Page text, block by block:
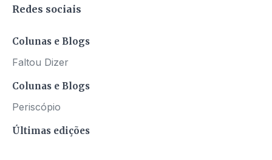
Redes sociais
Colunas e Blogs
Faltou Dizer
Colunas e Blogs
Periscópio
Últimas edições